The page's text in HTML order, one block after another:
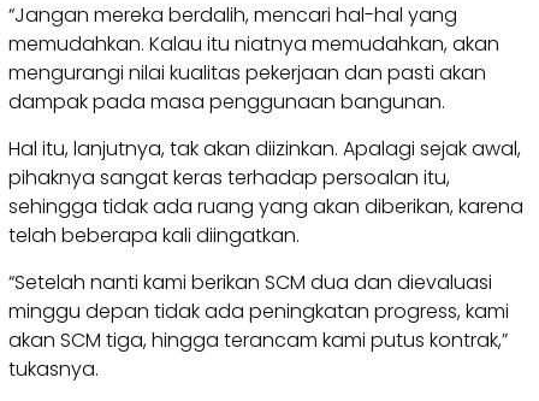
“Jangan mereka berdalih, mencari hal-hal yang
memudahkan. Kalau itu niatnya memudahkan, akan
mengurangi nilai kualitas pekerjaan dan pasti akan
dampak pada masa penggunaan bangunan.
Hal itu, lanjutnya, tak akan diizinkan. Apalagi sejak awal,
pihaknya sangat keras terhadap persoalan itu,
sehingga tidak ada ruang yang akan diberikan, karena
telah beberapa kali diingatkan.
“Setelah nanti kami berikan SCM dua dan dievaluasi
minggu depan tidak ada peningkatan progress, kami
akan SCM tiga, hingga terancam kami putus kontrak,”
tukasnya.